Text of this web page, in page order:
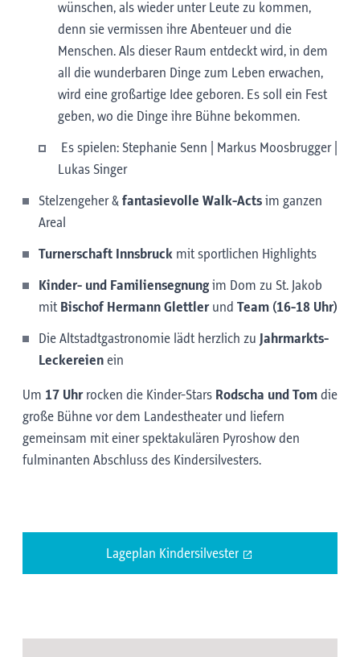
wünschen, als wieder unter Leute zu kommen,
denn sie vermissen ihre Abenteuer und die
Menschen. Als dieser Raum entdeckt wird, in dem
all die wunderbaren Dinge zum Leben erwachen,
wird eine großartige Idee geboren. Es soll ein Fest
geben, wo die Dinge ihre Bühne bekommen.
Es spielen: Stephanie Senn | Markus Moosbrugger |
Lukas Singer
Stelzengeher & fantasievolle Walk-Acts im ganzen
Areal
Turnerschaft Innsbruck mit sportlichen Highlights
Kinder- und Familiensegnungim Dom zu St. Jakob
mit Bischof Hermann Glettler und Team (16-18 Uhr)
Die Altstadtgastronomie lädt herzlich zu Jahrmarkts-
Leckereien ein
Um 17 Uhrrocken die Kinder-Stars Rodscha und Tom die
große Bühne vor dem Landestheater und liefern
gemeinsam mit einer spektakulären Pyroshow den
fulminanten Abschluss des Kindersilvesters.
Lageplan Kindersilvester